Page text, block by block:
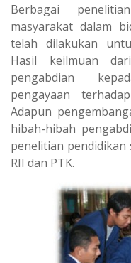
Berbagai
masyarakat dalam
telah dilakukan
Hasil keilmuan
pengabdian
pengayaan
Adapun
hibah-hibah
penelitian pendidikan
RII dan PTK.